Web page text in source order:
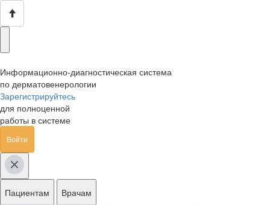
Информационно-диагностическая система
по дерматовенерологии
Зарегистрируйтесь
для полноценной
работы в системе
Войти
Пациентам
Врачам